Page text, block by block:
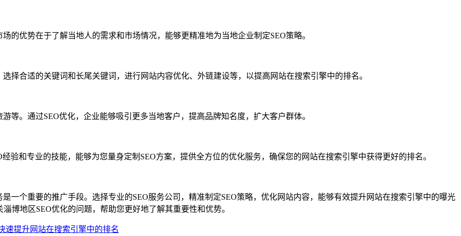
的优势在于了解当地人的需求和市场情况，能够更精准地为当地企业制定SEO策略。
择合适的关键词和长尾关键词，进行网站内容优化、外链建设等，以提高网站在搜索引擎中的排名。
等。通过SEO优化，企业能够吸引更多当地客户，提高品牌知名度，扩大客户群体。
验和专业的技能，能够为您量身定制SEO方案，提供全方位的优化服务，确保您的网站在搜索引擎中获得更好的排名。
一个重要的推广手段。选择专业的SEO服务公司，精准制定SEO策略，优化网站内容，能够有效提升网站在搜索引擎中的曝光
博地区SEO优化的问题，帮助您更好地了解其重要性和优势。
速提升网站在搜索引擎中的排名